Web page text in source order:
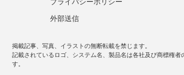
外部送信
掲載記事、写真、イラストの無断転載を禁じます。
記載されているロゴ、システム名、製品名は各社及び商標権者
す。